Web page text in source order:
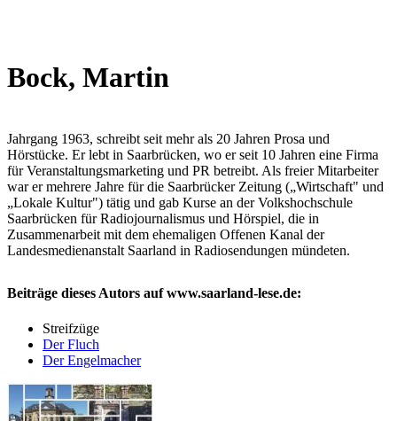
Bock, Martin
Jahrgang 1963, schreibt seit mehr als 20 Jahren Prosa und
Hörstücke. Er lebt in Saarbrücken, wo er seit 10 Jahren eine Firma
für Veranstaltungsmarketing und PR betreibt. Als freier Mitarbeiter
war er mehrere Jahre für die Saarbrücker Zeitung („Wirtschaft" und
„Lokale Kultur") tätig und gab Kurse an der Volkshochschule
Saarbrücken für Radiojournalismus und Hörspiel, die in
Zusammenarbeit mit dem ehemaligen Offenen Kanal der
Landesmedienanstalt Saarland in Radiosendungen mündeten.
Beiträge dieses Autors auf www.saarland-lese.de:
Streifzüge
Der Fluch
Der Engelmacher